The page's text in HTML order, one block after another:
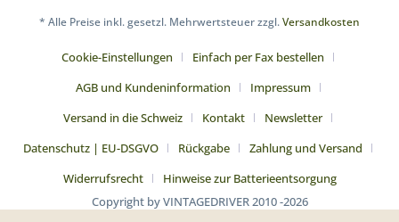
* Alle Preise inkl. gesetzl. Mehrwertsteuer zzgl.Versandkosten
Cookie-Einstellungen
Einfach per Fax bestellen
AGB und Kundeninformation
Impressum
Versand in die Schweiz
Kontakt
Newsletter
Datenschutz | EU-DSGVO
Rückgabe
Zahlung und Versand
Widerrufsrecht
Hinweise zur Batterieentsorgung
Copyright by VINTAGEDRIVER 2010 -2026